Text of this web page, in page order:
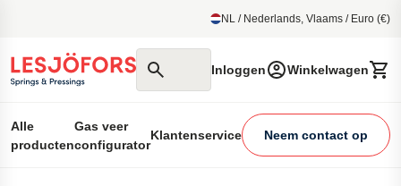
NL / Nederlands, Vlaams / Euro (€)
Zoeken op
Inloggen Winkelwagen
Alle
producten
Gas veer
configurator
Klantenservice Neem contact op